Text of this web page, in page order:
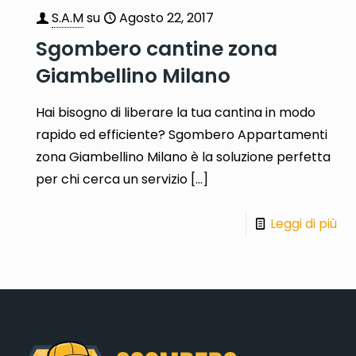
S.A.Msu Agosto 22, 2017
Sgombero cantine zona
Giambellino Milano
Hai bisogno di liberare la tua cantina in modo
rapido ed efficiente? Sgombero Appartamenti
zona Giambellino Milano è la soluzione perfetta
per chi cerca un servizio […]
Leggi di più